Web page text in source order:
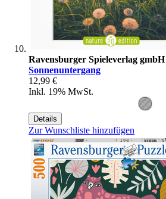
Ravensburger Spieleverlag gmbH
Sonnenuntergang
12,99 €
Inkl. 19% MwSt.
Details
Zur Wunschliste hinzufügen